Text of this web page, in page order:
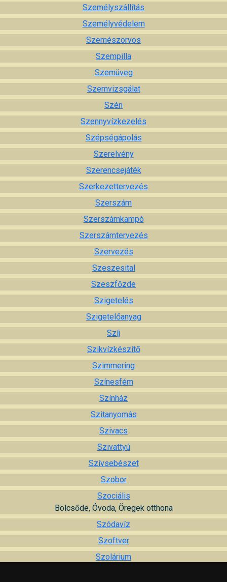
Személyszállítás
Személyvédelem
Szemészorvos
Szempilla
Szemüveg
Szemvizsgálat
Szén
Szennyvízkezelés
Szépségápolás
Szerelvény
Szerencsejáték
Szerkezettervezés
Szerszám
Szerszámkampó
Szerszámtervezés
Szervezés
Szeszesital
Szeszfőzde
Szigetelés
Szigetelőanyag
Szíj
Szikvízkészítő
Szimmering
Színesfém
Színház
Szitanyomás
Szivacs
Szivattyú
Szívsebészet
Szobor
Szociális
Bölcsőde, Óvoda, Öregek otthona
Szódavíz
Szoftver
Szolárium